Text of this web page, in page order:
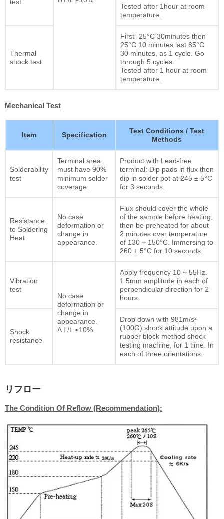
test
Tested after 1hour at room
temperature.
Thermal
shock test
First -25°C 30minutes then
25°C 10 minutes last 85°C
30 minutes, as 1 cycle. Go
through 5 cycles.
Tested after 1 hour at room
temperature.
Mechanical Test
Item Specification
Test Conditions / Test
Methods
Solderability
test
Terminal area
must have 90%
minimum solder
coverage.
Product with Lead-free
terminal: Dip pads in flux then
dip in solder pot at 245 ± 5°C
for 3 seconds.
Resistance
to Soldering
Heat
No case
deformation or
change in
appearance.
Flux should cover the whole
of the sample before heating,
then be preheated for about
2 minutes over temperature
of 130 ~ 150°C. Immersing to
260 ± 5°C for 10 seconds.
Vibration
test
No case
deformation or
change in
appearance.
Δ L/L ≤10%
Apply frequency 10 ~ 55Hz.
1.5mm amplitude in each of
perpendicular direction for 2
hours.
Shock
resistance
Drop down with 981m/s²
(100G) shock attitude upon a
rubber block method shock
testing machine, for 1 time. In
each of three orientations.
リフロー
The Condition Of Reflow (Recommendation):